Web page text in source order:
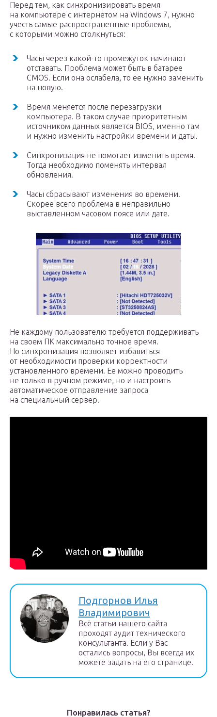
Перед тем, как синхронизировать время
на компьютере с интернетом на Windows 7, нужно
учесть самые распространенные проблемы,
с которыми можно столкнуться:
Часы через какой-то промежуток начинают
отставать. Проблема может быть в батарее
CMOS. Если она ослабела, то ее нужно заменить
на новую.
Время меняется после перезагрузки
компьютера. В таком случае приоритетным
источником данных является BIOS, именно там
и нужно изменить настройки времени и даты.
Синхронизация не помогает изменить время.
Тогда необходимо поменять интервал
обновления.
Часы сбрасывают изменения во времени.
Скорее всего проблема в неправильно
выставленном часовом поясе или дате.
Не каждому пользователю требуется поддерживать
на своем ПК максимально точное время.
Но синхронизация позволяет избавиться
от необходимости проверки корректности
установленного времени. Ее можно проводить
не только в ручном режиме, но и настроить
автоматическое отправление запроса
на специальный сервер.
Подгорнов Илья
Владимирович
Всё статьи нашего сайта
проходят аудит технического
консультанта. Если у Вас
остались вопросы, Вы всегда их
можете задать на его странице.
Понравилась статья?